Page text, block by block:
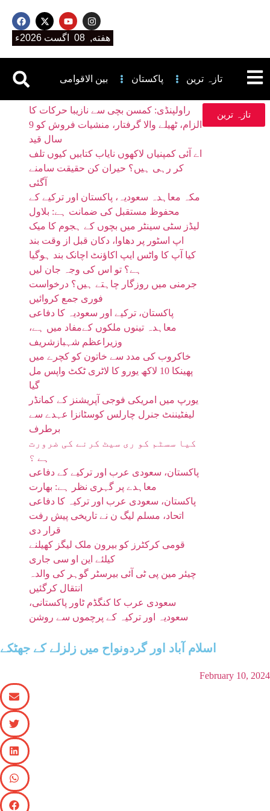
هفته, 08 اگست 2026ء
بین الاقوامی پاکستان تازہ ترین
تازہ ترین
راولپنڈی: کمسن بچی سے نازیبا حرکات کا
الزام، ٹھیلے والا گرفتار، منشیات فروش کو 9
سال قید
اے آئی کمپنیاں لاکھوں نایاب کتابیں کیوں تلف
کر رہی ہیں؟ حیران کن حقیقت سامنے
آگئی
مکہ معاہدہ سعودیہ، پاکستان اور ترکیے کے
محفوظ مستقبل کی ضمانت ہے: بلاول
لیڈز سٹی سینٹر میں بچوں کے ہجوم کا میک
اپ اسٹور پر دھاوا، دکان قبل از وقت بند
کیا آپ کا واٹس ایپ اکاؤنٹ اچانک بند ہوگیا
ہے؟ تو اس کی وجہ جان لیں
جرمنی میں روزگار چاہتے ہیں؟ درخواست
فوری جمع کروائیں
پاکستان، ترکیے اور سعودیہ کا دفاعی
معاہدہ تینوں ملکوں کےمفاد میں ہے،
وزیراعظم شہبازشریف
خاکروب کی مدد سے خاتون کو کچرے میں
پھینکا 10 لاکھ یورو کا لاٹری ٹکٹ واپس مل
گیا
یورپ میں امریکی فوجی آپریشنز کے کمانڈر
لیفٹیننٹ جنرل چارلس کوسٹانزا عہدے سے
برطرف
کیا سسٹم کو ری سیٹ کرنے کی ضرورت
ہے ؟
پاکستان، سعودی عرب اور ترکیے کے دفاعی
معاہدے پر گہری نظر ہے: بھارت
پاکستان، سعودی عرب اور ترکیہ کا دفاعی
اتحاد، مسلم لیگ ن نے تاریخی پیش رفت
قرار دی
قومی کرکٹرز کو بیرون ملک لیگز کھیلنے
کیلئے این او سی جاری
چیئر مین پی ٹی آئی بیرسٹر گوہر کی والدہ
انتقال کرگئیں
سعودی عرب کا کنگڈم ٹاور پاکستانی،
سعودیہ اور ترکیہ کے پرچموں سے روشن
اسلام آباد اور گردونواح میں زلزلے کے جھٹکے
February 10, 2024
اسلام آباد(نیوزڈیسک)وفاقی دارالحکومت اسلام آباد
اور اس کے گردو نواح میں زلزلےکے جھٹکے محسوس کیے
گئے ہیں۔